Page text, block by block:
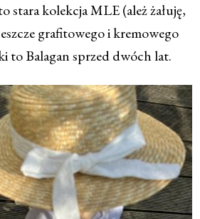
stara kolekcja MLE (ależ żałuję,
grafitowego i kremowego
to Balagan sprzed dwóch lat.